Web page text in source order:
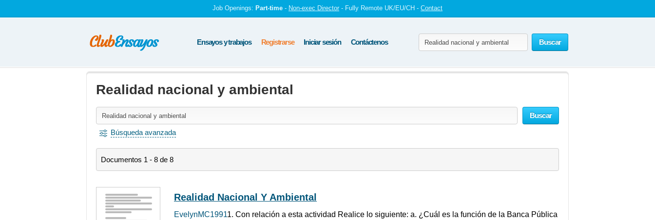
Job Openings: Part-time - Non-exec Director - Fully Remote UK/EU/CH - Contact
Buscar
Ensayos y trabajos Registrarse Iniciar sesión Contáctenos
Realidad nacional y ambiental
Buscar
Búsqueda avanzada
Documentos 1 - 8 de 8
Realidad Nacional Y Ambiental
EvelynMC19911. Con relación a esta actividad Realice lo siguiente: a. ¿Cuál es la función de la Banca Pública